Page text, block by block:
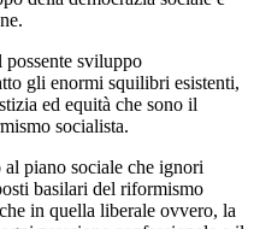
possente sviluppo
gli enormi squilibri esistenti,
ed equità che sono il
socialista.
piano sociale che ignori
basilari del riformismo
in quella liberale ovvero, la